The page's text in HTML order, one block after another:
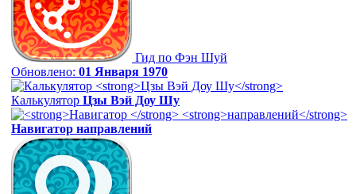
Гид по Фэн Шуй
Обновлено: 01 Января 1970
Калькулятор Цзы Вэй Доу Шу
Навигатор направлений